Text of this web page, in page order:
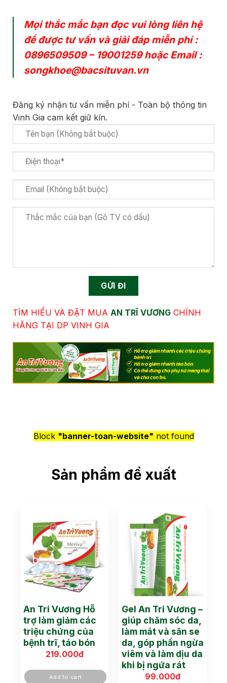
Mọi thắc mắc bạn đọc vui lòng liên hệ
để được tư vấn và giải đáp miễn phí :
0896509509– 19001259hoặc Email :
songkhoe@bacsituvan.vn
Đăng ký nhận tư vấn miễn phí - Toàn bộ thông tin
Vinh Gia cam kết giữ kín.
TÌM HIỂU VÀ ĐẶT MUA AN TRĨ VƯƠNG CHÍNH
HÃNG TẠI DP VINH GIA
Block "banner-toan-website" not found
Sản phẩm đề xuất
An Tri Vương Hỗ
trợ làm giảm các
triệu chứng của
bệnh trĩ, táo bón
219.000đ
Add to cart
Gel An Tri Vương –
giúp chăm sóc da,
làm mát và săn se
da, góp phần ngừa
viêm và làm dịu da
khi bị ngứa rát
99.000đ